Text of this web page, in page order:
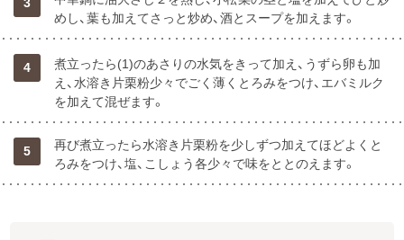
めし、葉も加えてさっと炒め、酒とスープを加えます。
4
煮立ったら(1)のあさりの水気をきって加え、うずら卵も加
え、水溶き片栗粉少々でごく薄くとろみをつけ、エバミルク
を加えて混ぜます。
5
再び煮立ったら水溶き片栗粉を少しずつ加えてほどよくと
ろみをつけ、塩、こしょう各少々で味をととのえます。